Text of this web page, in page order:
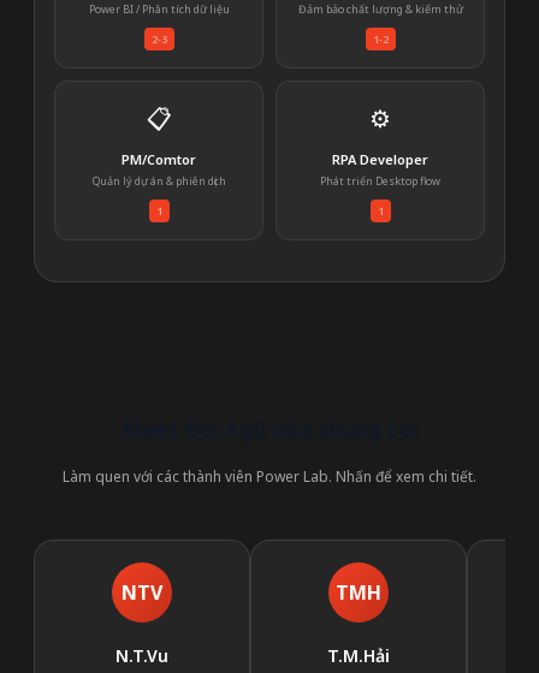
Power BI / Phân tích dữ liệu
2-3
Đảm bảo chất lượng & kiểm thử
1-2
📋
PM/Comtor
Quản lý dự án & phiên dịch
1
⚙️
RPA Developer
Phát triển Desktop flow
1
Làm quen với các thành viên Power Lab. Nhấn để xem chi tiết.
NTV
N.T.Vu
TMH
T.M.Hải